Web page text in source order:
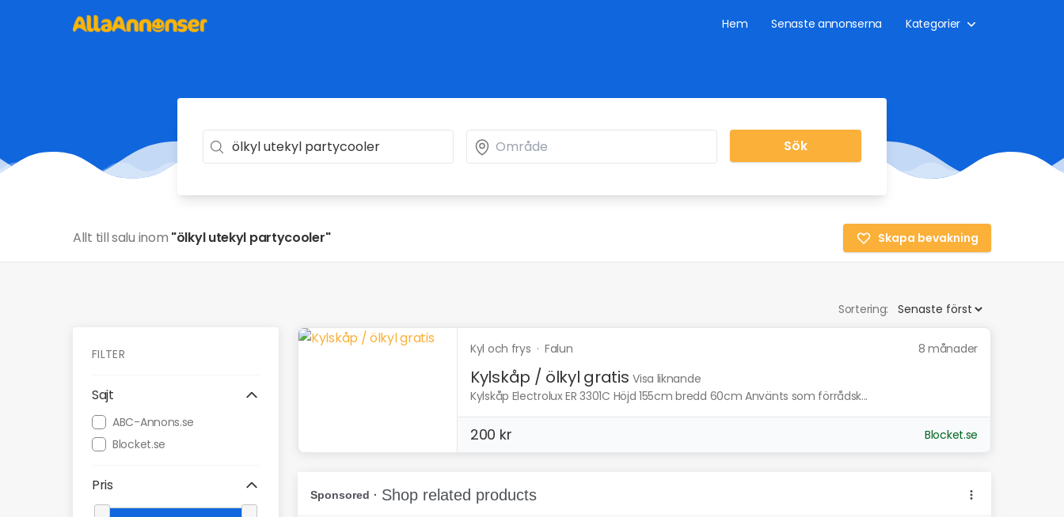
Hem Senaste annonserna Kategorier
Sök
Allt till salu inom "ölkyl utekyl partycooler" Skapa bevakning
Sortering:
FILTER
Sajt
ABC-Annons.se
Blocket.se
Pris
Kyl och frys · Falun 8 månader
Kylskåp / ölkyl gratis Visa liknande
Kylskåp Electrolux ER 3301C Höjd 155cm bredd 60cm Använts som förrådsk...
200 kr Blocket.se